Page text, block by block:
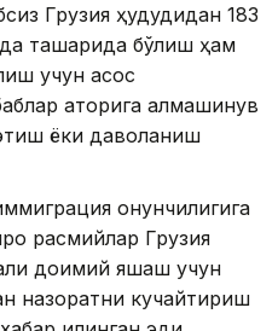
Грузия ҳудудидан 183
ташқарида бўлиш ҳам
учун асос
қаторига алмашинув
ёки даволаниш
қонунчилигига
расмийлар Грузия
доимий яшаш учун
назоратни кучайтириш